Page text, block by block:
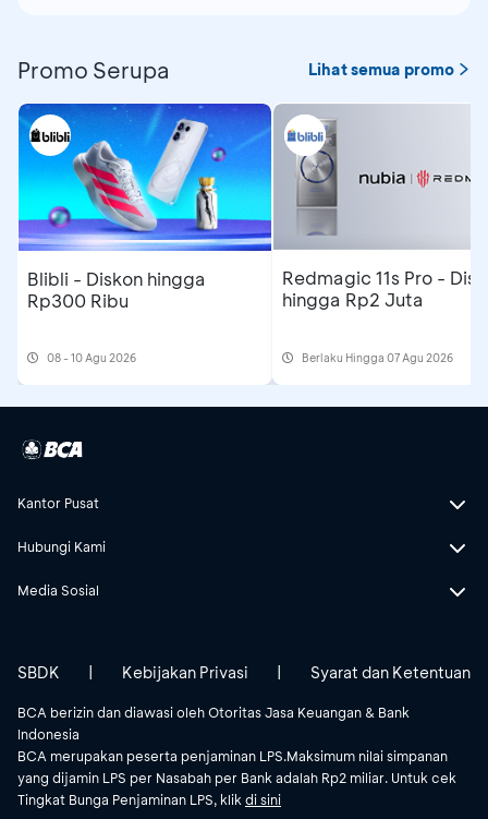
Promo Serupa Lihat semua promo
Blibli - Diskon hingga
Rp300 Ribu
08 - 10 Agu 2026
Redmagic 11s Pro -
hingga Rp2 Juta
Berlaku Hingga 07 Agu 2026
Kantor Pusat
Hubungi Kami
Media Sosial
BCA berizin dan diawasi oleh Otoritas Jasa Keuangan & Bank
Indonesia
BCA merupakan peserta penjaminan LPS.Maksimum nilai simpanan
yang dijamin LPS per Nasabah per Bank adalah Rp2 miliar. Untuk cek
Tingkat Bunga Penjaminan LPS, klik di sini
SBDK | Kebijakan Privasi | Syarat dan Ketentuan